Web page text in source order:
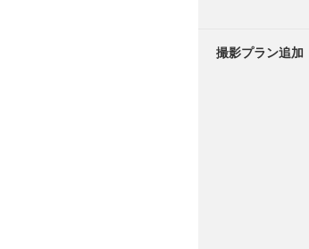
撮影プラン追加